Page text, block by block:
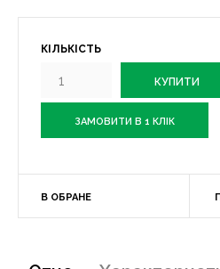
КІЛЬКІСТЬ
ЗАМОВИТИ В 1 КЛІК
В ОБРАНЕ